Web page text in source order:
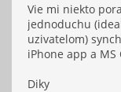
Vie mi niekto
jednoduchu
uzivatelom)
iPhone app a
Diky